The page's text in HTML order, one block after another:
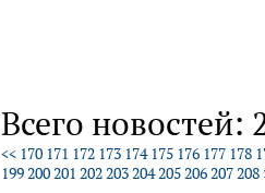
Всего новостей:
<< 170 171 172 173 174 175 176 177 178
199200201 202203204205206207208